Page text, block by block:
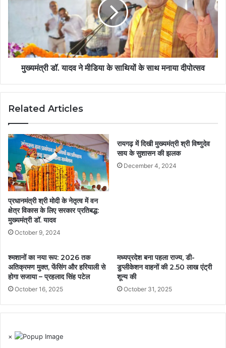
मुख्यमंत्री डॉ. यादव ने मीडिया के साथियों के साथ मनाया दीपोत्सव
Related Articles
प्रधानमंत्री श्री मोदी के नेतृत्व में वन
क्षेत्र विकास के लिए सरकार प्रतिबद्ध:
मुख्यमंत्री डॉ. यादव
October 9, 2024
रायगढ़ में दिखी मुख्यमंत्री श्री विष्णुदेव
साय के सुशासन की झलक
December 4, 2024
श्मशानों का नया रूप: 2026 तक
अतिक्रमण मुक्त, फेंसिंग और हरियाली से
होगा सजाया – प्रहलाद सिंह पटेल
October 16, 2025
मध्यप्रदेश बना पहला राज्य, डी-
डुप्लीकेशन वाहनों की 2.50 लाख एंट्री
शून्य की
October 31, 2025
×